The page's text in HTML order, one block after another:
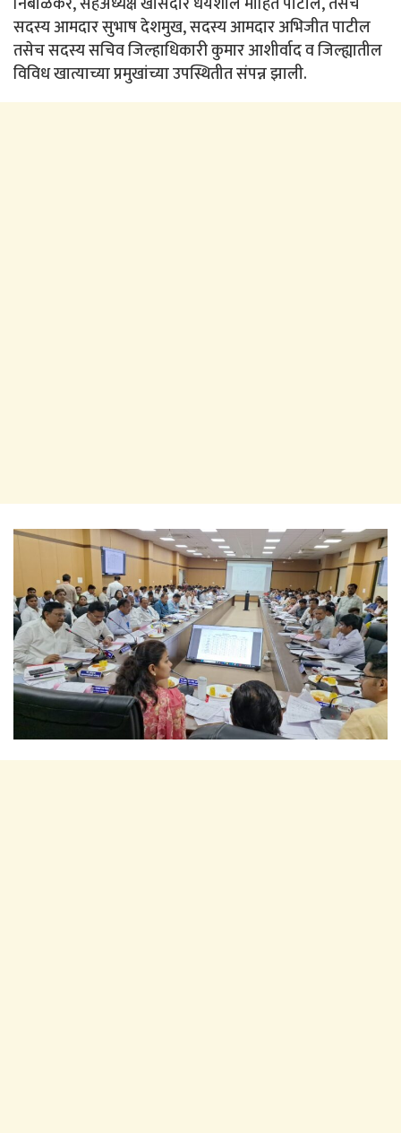
सदस्य आमदार सुभाष देशमुख, सदस्य आमदार अभिजीत पाटील
तसेच सदस्य सचिव जिल्हाधिकारी कुमार आशीर्वाद व जिल्ह्यातील
विविध खात्याच्या प्रमुखांच्या उपस्थितीत संपन्न झाली.